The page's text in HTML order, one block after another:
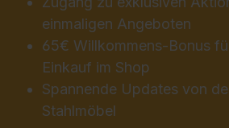
einmaligen Angeboten
65€ Willkommens-Bonus
Einkauf im Shop
Spannende Updates von
Stahlmöbel